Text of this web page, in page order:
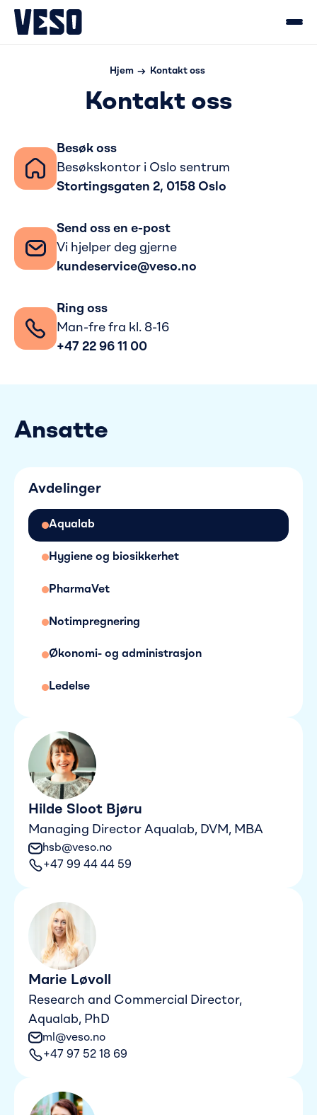
Hjem Kontakt oss
Kontakt oss
Besøk oss
Besøkskontor i Oslo sentrum
Stortingsgaten 2, 0158 Oslo
Send oss en e-post
Vi hjelper deg gjerne
kundeservice@veso.no
Ring oss
Man-fre fra kl. 8-16
+47 22 96 11 00
Ansatte
Avdelinger
Aqualab
Hygiene og biosikkerhet
PharmaVet
Notimpregnering
Økonomi- og administrasjon
Ledelse
Hilde Sloot Bjøru
Managing Director Aqualab, DVM, MBA
hsb@veso.no
+47 99 44 44 59
Marie Løvoll
Research and Commercial Director,
Aqualab, PhD
ml@veso.no
+47 97 52 18 69